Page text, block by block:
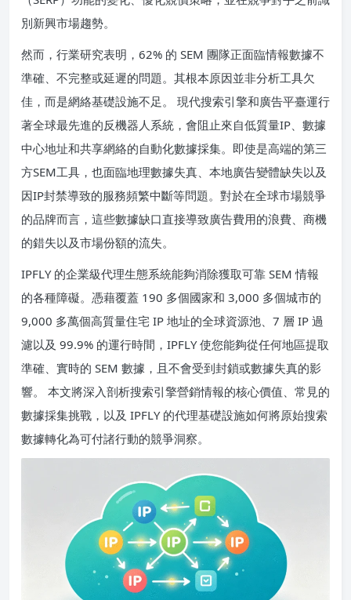
別新興市場趨勢。
然而，行業研究表明，62% 的 SEM 團隊正面臨情報數據不
準確、不完整或延遲的問題。其根本原因並非分析工具欠
佳，而是網絡基礎設施不足。 現代搜索引擎和廣告平臺運行
著全球最先進的反機器人系統，會阻止來自低質量IP、數據
中心地址和共享網絡的自動化數據採集。即使是高端的第三
方SEM工具，也面臨地理數據失真、本地廣告變體缺失以及
因IP封禁導致的服務頻繁中斷等問題。對於在全球市場競爭
的品牌而言，這些數據缺口直接導致廣告費用的浪費、商機
的錯失以及市場份額的流失。
IPFLY 的企業級代理生態系統能夠消除獲取可靠 SEM 情報
的各種障礙。憑藉覆蓋 190 多個國家和 3,000 多個城市的
9,000 多萬個高質量住宅 IP 地址的全球資源池、7 層 IP 過
濾以及 99.9% 的運行時間，IPFLY 使您能夠從任何地區提取
準確、實時的 SEM 數據，且不會受到封鎖或數據失真的影
響。 本文將深入剖析搜索引擎營銷情報的核心價值、常見的
數據採集挑戰，以及 IPFLY 的代理基礎設施如何將原始搜索
數據轉化為可付諸行動的競爭洞察。